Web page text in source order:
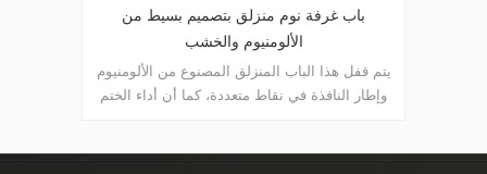
نافذة وباب منزلق من الألومنيوم للمطبخ
يتم قفل هذا الباب المنزلق المصنوع من الألومنيوم
وإطار النافذة في نقاط متعددة، أداء الختم والسلامة